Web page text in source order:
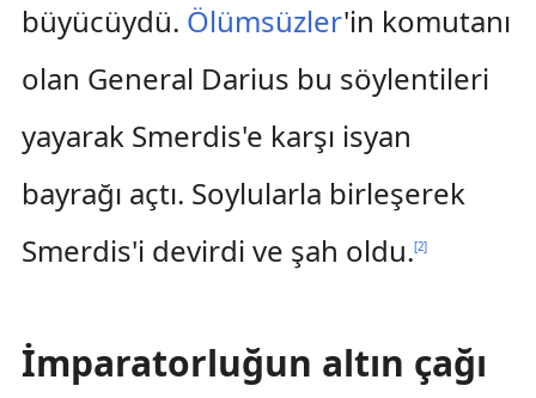
büyücüydü. Ölümsüzler'in komutanı
olan General Darius bu söylentileri
yayarak Smerdis'e karşı isyan
bayrağı açtı. Soylularla birleşerek
Smerdis'i devirdi ve şah oldu.[2]
İmparatorluğun altın çağı